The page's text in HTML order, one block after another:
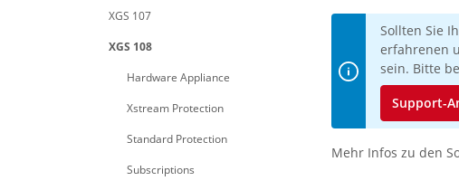
XGS 107
XGS 108
Hardware Appliance
Xstream Protection
Standard Protection
Subscriptions
Sollten Sie
erfahrenen
sein. Bitte
Support-
Mehr Infos zu den